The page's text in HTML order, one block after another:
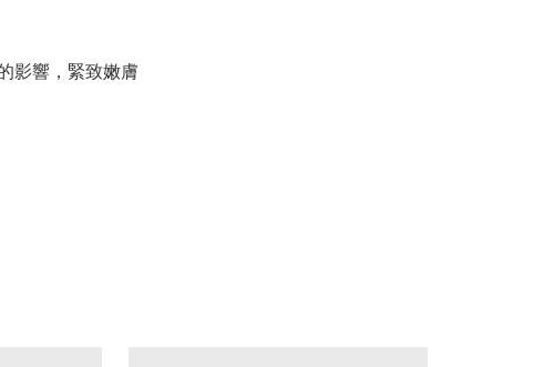
影響，緊致嫩膚